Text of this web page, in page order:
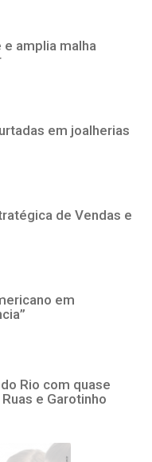
e amplia malha
em joalherias
de Vendas e
em
Rio com quase
e Garotinho